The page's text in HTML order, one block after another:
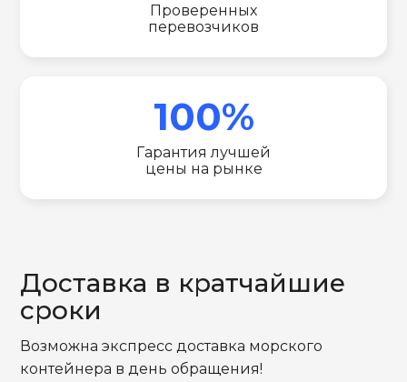
Проверенных
перевозчиков
100%
Гарантия лучшей
цены на рынке
Доставка в кратчайшие
сроки
Возможна экспресс доставка морского
контейнера в день обращения!